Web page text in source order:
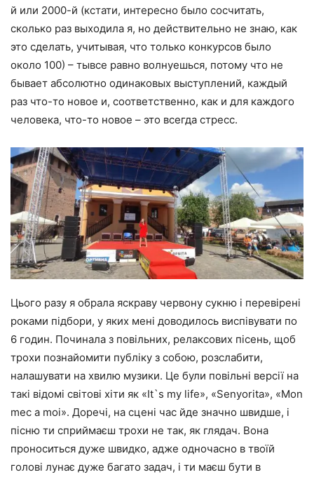
й или 2000-й (кстати, интересно было сосчитать,
сколько раз выходила я, но действительно не знаю, как
это сделать, учитывая, что только конкурсов было
около 100) – тывсе равно волнуешься, потому что не
бывает абсолютно одинаковых выступлений, каждый
раз что-то новое и, соответственно, как и для каждого
человека, что-то новое – это всегда стресс.
Цього разу я обрала яскраву червону сукню і перевірені
роками підбори, у яких мені доводилось виспівувати по
6 годин. Починала з повільних, релаксових пісень, щоб
трохи познайомити публіку з собою, розслабити,
налашувати на хвилю музики. Це були повільні версії на
такі відомі світові хіти як «It`s my life», «Senyorita», «Mon
mec a moi». Доречі, на сцені час йде значно швидше, і
пісню ти сприймаєш трохи не так, як глядач. Вона
проноситься дуже швидко, адже одночасно в твоїй
голові лунає дуже багато задач, і ти маєш бути в